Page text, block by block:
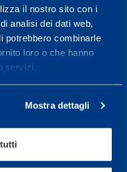
il nostro sito con i
analisi dei dati web,
potrebbero combinarle
loro o che hanno
servizi.
Mostra dettagli